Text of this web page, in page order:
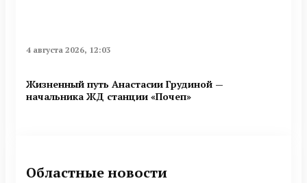
4 августа 2026, 12:03
Жизненный путь Анастасии Грудиной —
начальника ЖД станции «Почеп»
Областные новости